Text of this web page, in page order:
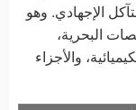
الإجهادي. وهو
البحرية،
والأجزاء